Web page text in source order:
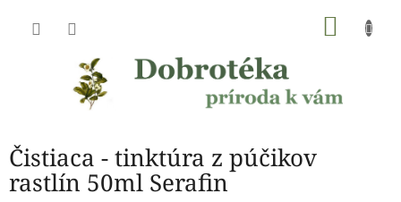
Čistiaca - tinktúra z púčikov
rastlín 50ml Serafin